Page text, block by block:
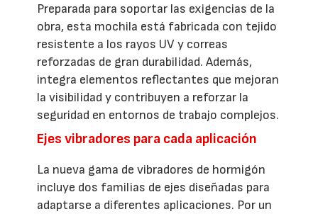
Preparada para soportar las exigencias de la
obra, esta mochila está fabricada con tejido
resistente a los rayos UV y correas
reforzadas de gran durabilidad. Además,
integra elementos reflectantes que mejoran
la visibilidad y contribuyen a reforzar la
seguridad en entornos de trabajo complejos.
Ejes vibradores para cada aplicación
La nueva gama de vibradores de hormigón
incluye dos familias de ejes diseñadas para
adaptarse a diferentes aplicaciones. Por un